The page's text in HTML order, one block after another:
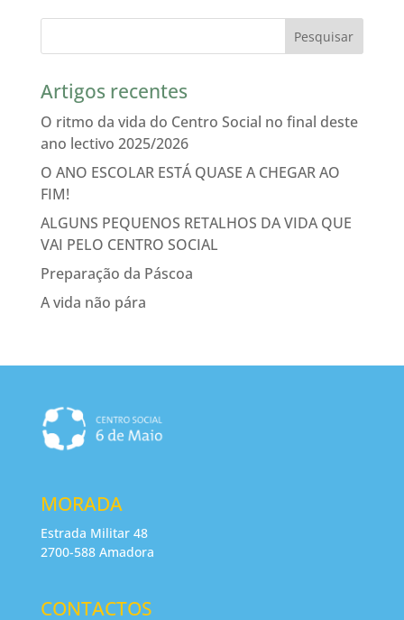
Artigos recentes
O ritmo da vida do Centro Social no final deste
ano lectivo 2025/2026
O ANO ESCOLAR ESTÁ QUASE A CHEGAR AO
FIM!
ALGUNS PEQUENOS RETALHOS DA VIDA QUE
VAI PELO CENTRO SOCIAL
Preparação da Páscoa
A vida não pára
MORADA
Estrada Militar 48
2700-588 Amadora
CONTACTOS